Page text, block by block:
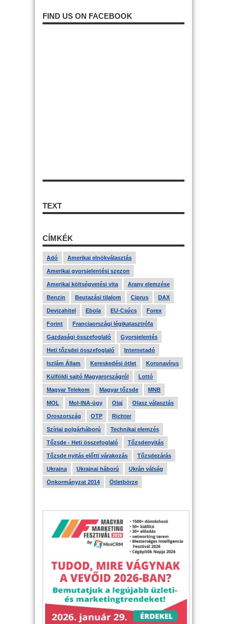
FIND US ON FACEBOOK
TEXT
CÍMKÉK
Adó Amerikai elnökválasztás
Amerikai gyorsjelentési szezon
Amerikai költségvetési vita Arany elemzése
Benzin Beutazási tilalom Ciprus DAX
Devizahitel Ebola EU-Csúcs Forex
Forint Franciaországi légikatasztrófa
Gazdasági összefoglaló Gyorsjelentés
Heti tőzsdei összefoglaló Internetadó
Iszlám Állam Kereskedési ötlet Koronavírus
Külföldi sajtó Magyarországról Lottó
Magyar Telekom Magyar tőzsde MNB
MOL Mol-INA-ügy Olaj Olasz választás
Oroszország OTP Richter
Szíriai polgárháború Technikai elemzés
Tőzsde - Heti összefoglaló Tőzsdenyitás
Tőzsde nyitás előtti várakozás Tőzsdezárás
Ukrajna Ukrajnai háború Ukrán válság
Önkormányzat 2014 Ötletbörze